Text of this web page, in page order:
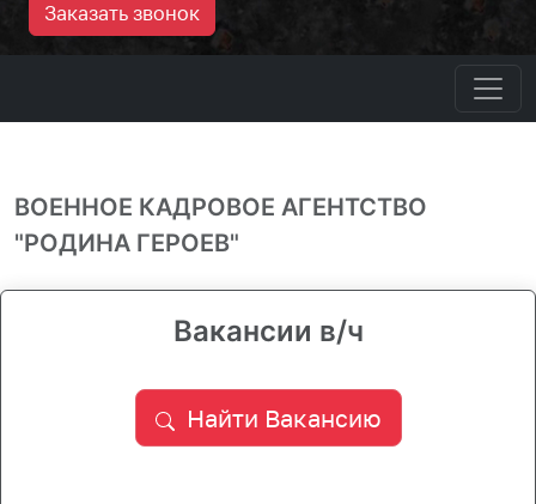
Заказать звонок
ВОЕННОЕ КАДРОВОЕ АГЕНТСТВО
"РОДИНА ГЕРОЕВ"
Вакансии в/ч
Найти Вакансию